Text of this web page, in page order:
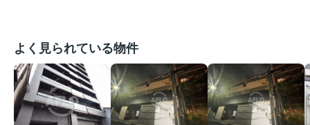
よく見られている物件